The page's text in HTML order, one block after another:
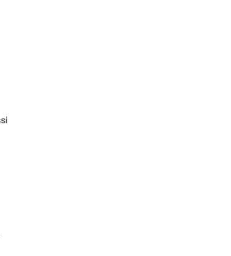
Leider war eine Naht nicht richtig genäht.
nicht richtig genäht. Trotzdem schön.